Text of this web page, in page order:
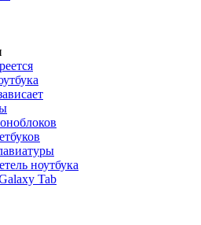
ноутбука
Tab